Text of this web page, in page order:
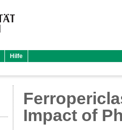
Hilfe
Impact of